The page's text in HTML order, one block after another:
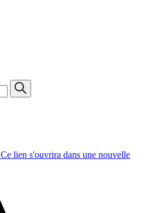
Ce lien s'ouvrira dans une nouvelle